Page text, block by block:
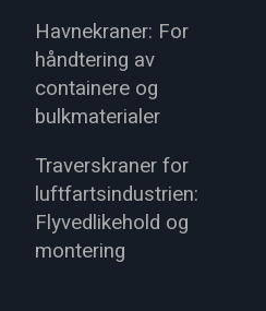
Havnekraner: For
håndtering av
containere og
bulkmaterialer
Traverskraner for
luftfartsindustrien:
Flyvedlikehold og
montering